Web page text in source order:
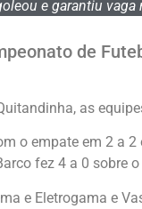
e garantiu
de
as
o empate em 2 a
fez 4 a 0 sobre
e Eletrogama e